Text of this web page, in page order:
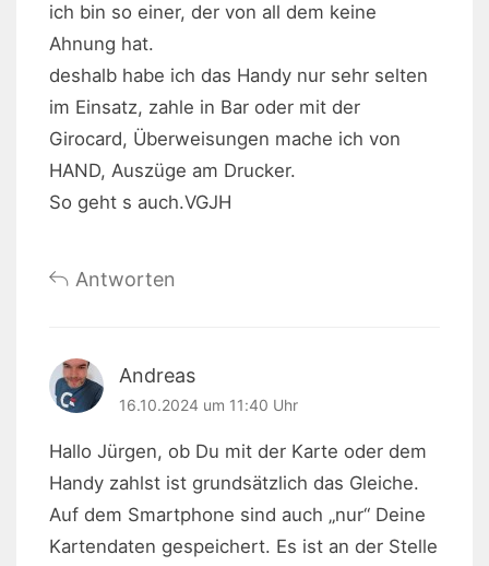
ich bin so einer, der von all dem keine
Ahnung hat.
deshalb habe ich das Handy nur sehr selten
im Einsatz, zahle in Bar oder mit der
Girocard, Überweisungen mache ich von
HAND, Auszüge am Drucker.
So geht s auch.VGJH
Antworten
Andreas
16.10.2024 um 11:40 Uhr
Hallo Jürgen, ob Du mit der Karte oder dem
Handy zahlst ist grundsätzlich das Gleiche.
Auf dem Smartphone sind auch „nur“ Deine
Kartendaten gespeichert. Es ist an der Stelle